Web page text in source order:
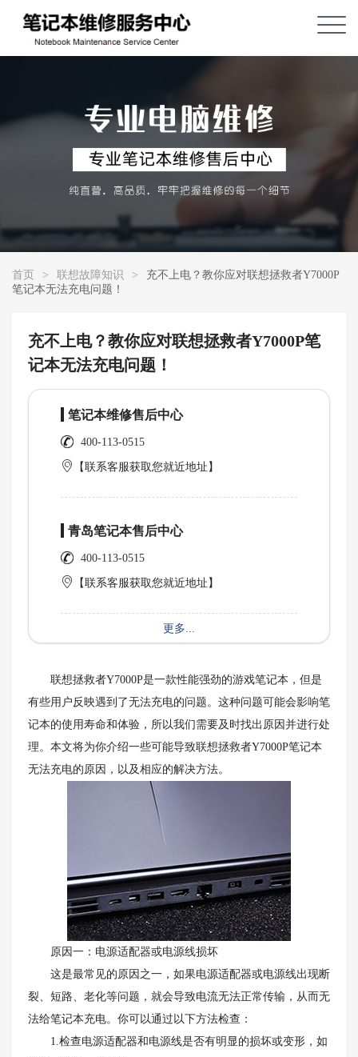
首页 > 联想故障知识 >
充不上电？教你应对联想拯救者Y7000P
笔记本无法充电问题！
充不上电？教你应对联想拯救者Y7000P笔
记本无法充电问题！
笔记本维修售后中心
400-113-0515
【联系客服获取您就近地址】
青岛笔记本售后中心
400-113-0515
【联系客服获取您就近地址】
更多...
联想拯救者Y7000P是一款性能强劲的游戏笔记本，但是
有些用户反映遇到了无法充电的问题。这种问题可能会影响笔
记本的使用寿命和体验，所以我们需要及时找出原因并进行处
理。本文将为你介绍一些可能导致联想拯救者Y7000P笔记本
无法充电的原因，以及相应的解决方法。
原因一：电源适配器或电源线损坏
这是最常见的原因之一，如果电源适配器或电源线出现断
裂、短路、老化等问题，就会导致电流无法正常传输，从而无
法给笔记本充电。你可以通过以下方法检查：
1.检查电源适配器和电源线是否有明显的损坏或变形，如